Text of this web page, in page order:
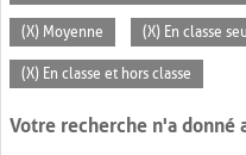
(X) Moyenne (X) En classe
(X) En classe et hors classe
Votre recherche n'a donné